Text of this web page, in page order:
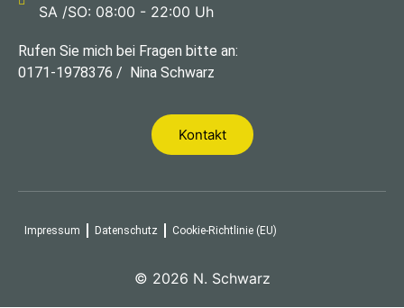
SA /SO: 08:00 - 22:00 Uh
Rufen Sie mich bei Fragen bitte an:
0171-1978376 / Nina Schwarz
Kontakt
Impressum Datenschutz Cookie-Richtlinie (EU)
© 2026 N. Schwarz